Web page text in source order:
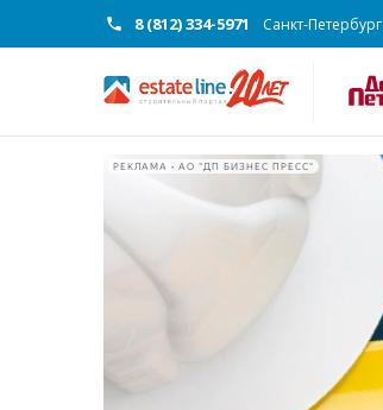
8 (812) 334-5971 Санкт-Петербург
РЕКЛАМА • АО "ДП БИЗНЕС ПРЕСС"